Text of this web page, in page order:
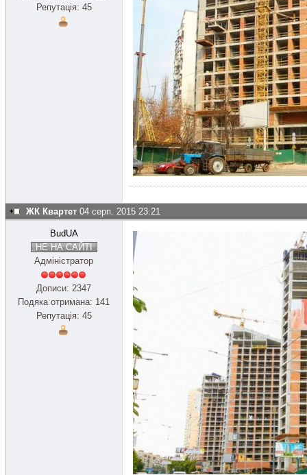
Репутація: 45
ЖК Квартет 04 серп. 2015 23:21
BudUA
НЕ НА САЙТІ
Адміністратор
Дописи: 2347
Подяка отримана: 141
Репутація: 45